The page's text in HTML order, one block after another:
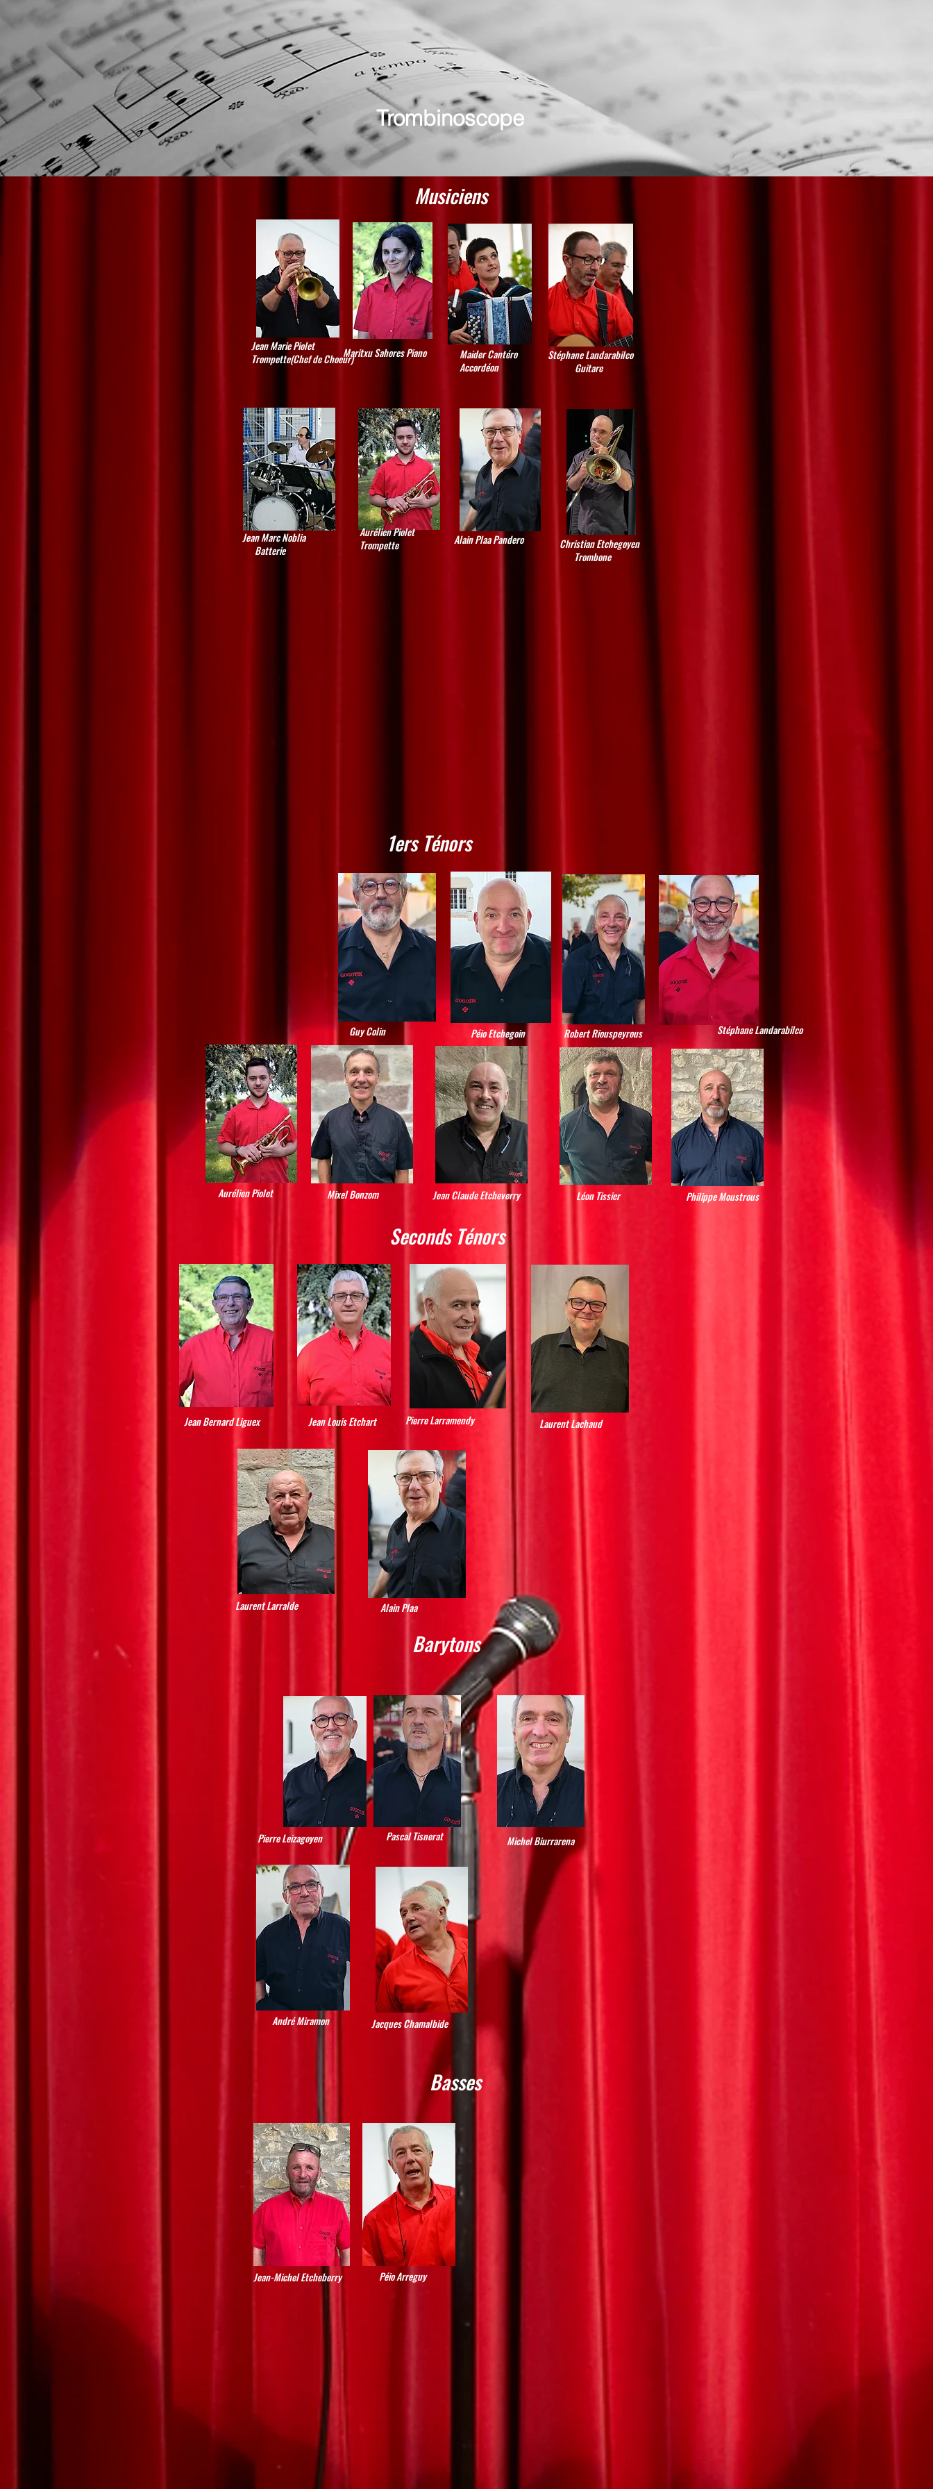
Trombinoscope
Musiciens
Maritxu Sahores Piano
Jean Marie Piolet
Trompette(Chef de Choeur)
Maider Cantéro
Accordéon
Stéphane Landarabilco
Guitare
Jean Marc Noblia
Batterie
Aurélien Piolet
Trompette
Alain Plaa Pandero
Christian Etchegoyen
Trombone
1ers Ténors
Guy Colin Péio Etchegoin Robert Riouspeyrous Stéphane Landarabilco
Aurélien Piolet Mixel Bonzom Jean Claude Etcheverry Léon Tissier Philippe Moustrous
Seconds Ténors
Jean Bernard Liguex Jean Louis Etchart Pierre Larramendy Laurent Lachaud
Laurent Larralde Alain Plaa
Barytons
Pierre Leizagoyen Pascal Tisnerat Michel Biurrarena
André Miramon Jacques Chamalbide
Basses
Jean-Michel Etcheberry Péio Arreguy